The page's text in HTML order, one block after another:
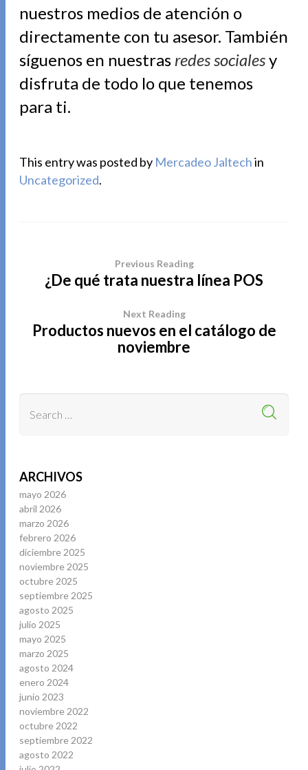
nuestros medios de atención o
directamente con tu asesor. También
síguenos en nuestras redes socialesy
disfruta de todo lo que tenemos
para ti.
This entry was posted by Mercadeo Jaltechin
Uncategorized.
Previous Reading
¿De qué trata nuestra línea POS
Next Reading
Productos nuevos en el catálogo de
noviembre
ARCHIVOS
mayo 2026
abril 2026
marzo 2026
febrero 2026
diciembre 2025
noviembre 2025
octubre 2025
septiembre 2025
agosto 2025
julio 2025
mayo 2025
marzo 2025
agosto 2024
enero 2024
junio 2023
noviembre 2022
octubre 2022
septiembre 2022
agosto 2022